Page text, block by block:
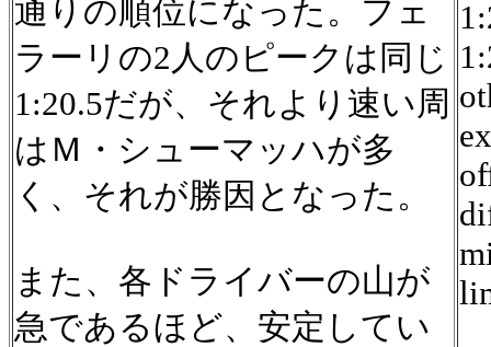
通りの順位になった。フェ
ラーリの2人のピークは同じ
1:20.5だが、それより速い周
はＭ・シューマッハが多
く、それが勝因となった。
また、各ドライバーの山が
急であるほど、安定してい